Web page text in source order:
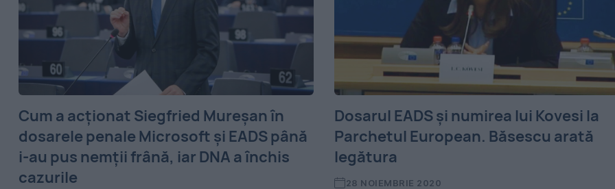
Cum a acționat Siegfried Mureșan în
dosarele penale Microsoft și EADS până
i-au pus nemții frână, iar DNA a închis
cazurile
Dosarul EADS și numirea lui Kovesi la
Parchetul European. Băsescu arată
legătura
28 NOIEMBRIE 2020